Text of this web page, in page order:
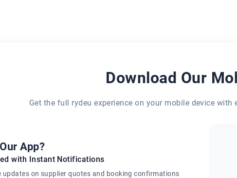
Download Our
Get the full rydeu experience on your mobile device
App?
with Instant Notifications
updates on supplier quotes and booking confirmations